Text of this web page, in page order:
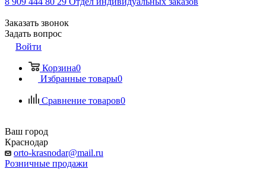
Заказать звонок
Задать вопрос
Войти
Корзина0
Избранные товары0
Сравнение товаров0
Ваш город
Краснодар
orto-krasnodar@mail.ru
Розничные продажи